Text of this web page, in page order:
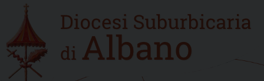
content
Home
new